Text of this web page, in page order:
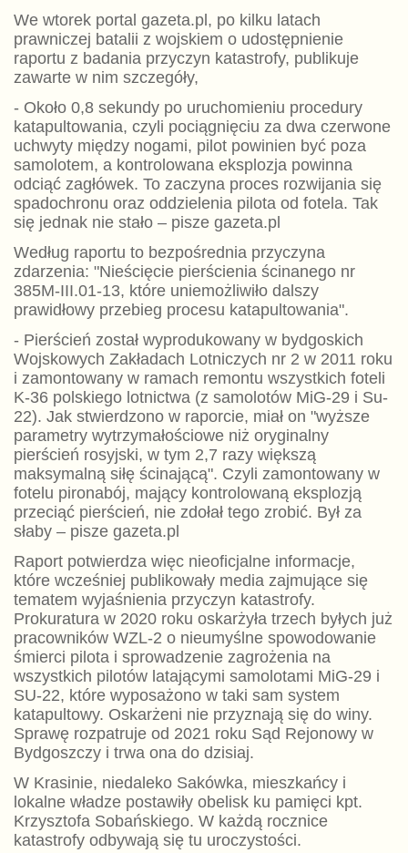
We wtorek portal gazeta.pl, po kilku latach
prawniczej batalii z wojskiem o udostępnienie
raportu z badania przyczyn katastrofy, publikuje
zawarte w nim szczegóły,
- Około 0,8 sekundy po uruchomieniu procedury
katapultowania, czyli pociągnięciu za dwa czerwone
uchwyty między nogami, pilot powinien być poza
samolotem, a kontrolowana eksplozja powinna
odciąć zagłówek. To zaczyna proces rozwijania się
spadochronu oraz oddzielenia pilota od fotela. Tak
się jednak nie stało – pisze gazeta.pl
Według raportu to bezpośrednia przyczyna
zdarzenia: "Nieścięcie pierścienia ścinanego nr
385M-III.01-13, które uniemożliwiło dalszy
prawidłowy przebieg procesu katapultowania".
- Pierścień został wyprodukowany w bydgoskich
Wojskowych Zakładach Lotniczych nr 2 w 2011 roku
i zamontowany w ramach remontu wszystkich foteli
K-36 polskiego lotnictwa (z samolotów MiG-29 i Su-
22). Jak stwierdzono w raporcie, miał on "wyższe
parametry wytrzymałościowe niż oryginalny
pierścień rosyjski, w tym 2,7 razy większą
maksymalną siłę ścinającą". Czyli zamontowany w
fotelu pironabój, mający kontrolowaną eksplozją
przeciąć pierścień, nie zdołał tego zrobić. Był za
słaby – pisze gazeta.pl
Raport potwierdza więc nieoficjalne informacje,
które wcześniej publikowały media zajmujące się
tematem wyjaśnienia przyczyn katastrofy.
Prokuratura w 2020 roku oskarżyła trzech byłych już
pracowników WZL-2 o nieumyślne spowodowanie
śmierci pilota i sprowadzenie zagrożenia na
wszystkich pilotów latającymi samolotami MiG-29 i
SU-22, które wyposażono w taki sam system
katapultowy. Oskarżeni nie przyznają się do winy.
Sprawę rozpatruje od 2021 roku Sąd Rejonowy w
Bydgoszczy i trwa ona do dzisiaj.
W Krasinie, niedaleko Sakówka, mieszkańcy i
lokalne władze postawiły obelisk ku pamięci kpt.
Krzysztofa Sobańskiego. W każdą rocznice
katastrofy odbywają się tu uroczystości.